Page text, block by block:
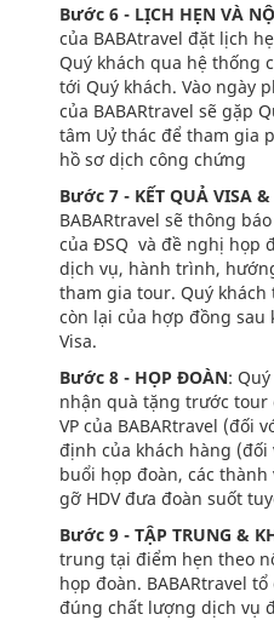
Bước 6 - LỊCH HẸN VÀ
của BABAtravel đặt lịch
Quý khách qua hệ thống
tới Quý khách. Vào ngày
của BABARtravel sẽ gặp
tâm Uỷ thác để tham gia
hồ sơ dịch công chứng
Bước 7 - KẾT QUẢ VISA
BABARtravel sẽ thông
của ĐSQ và đề nghị họp
dịch vụ, hành trình,
tham gia tour. Quý
còn lại của hợp đồng
Visa.
Bước 8 - HỌP ĐOÀN:
nhận quà tặng trước tour
VP của BABARtravel (đối
định của khách hàng (đối
buổi họp đoàn, các
gỡ HDV đưa đoàn suốt
Bước 9 - TẬP TRUNG &
trung tại điểm hẹn theo
họp đoàn. BABARtravel
đúng chất lượng dịch vụ